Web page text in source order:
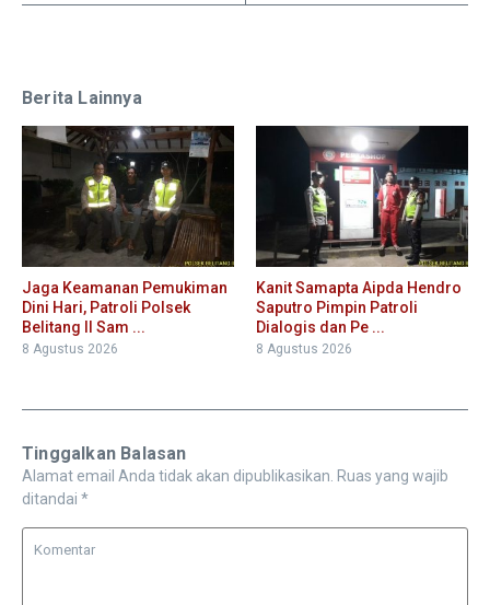
Berita Lainnya
Jaga Keamanan Pemukiman
Dini Hari, Patroli Polsek
Belitang II Sam ...
8 Agustus 2026
Kanit Samapta Aipda Hendro
Saputro Pimpin Patroli
Dialogis dan Pe ...
8 Agustus 2026
Tinggalkan Balasan
Alamat email Anda tidak akan dipublikasikan. Ruas yang wajib
ditandai *